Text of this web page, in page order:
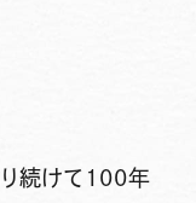
り続けて100年